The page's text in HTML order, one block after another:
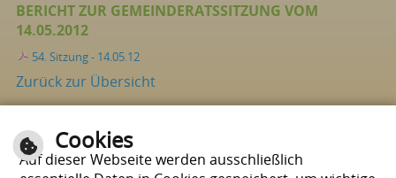
BERICHT ZUR GEMEINDERATSSITZUNG VOM
14.05.2012
54. Sitzung - 14.05.12
Zurück zur Übersicht
Seite drucken
Cookies
Auf dieser Webseite werden ausschließlich